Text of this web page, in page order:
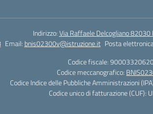
Indirizzo:Via Raffaele Delcogliano 82030
Email: bnis02300v@istruzione.it Posta
Codice fiscale:
Codice meccanografico:
Codice Indice delle Pubbliche Amministrazioni
Codice unico di fatturazione (CUF):